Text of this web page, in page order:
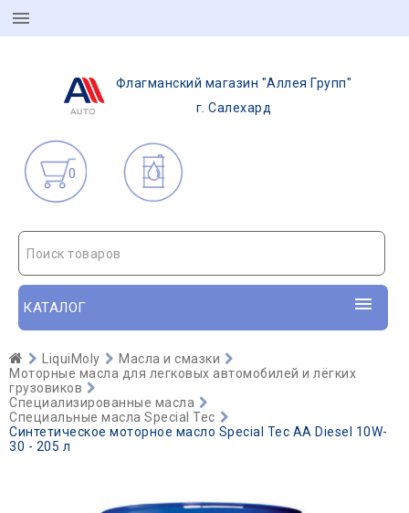
Флагманский магазин "Аллея Групп"
г. Салехард
0
Поиск товаров
КАТАЛОГ
LiquiMoly
Масла и смазки
Моторные масла для легковых автомобилей и лёгких
грузовиков
Специализированные масла
Специальные масла Special Tec
Синтетическое моторное масло Special Tec AA Diesel 10W-
30 - 205 л